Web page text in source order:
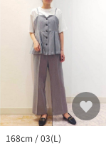
168cm / 03(L)